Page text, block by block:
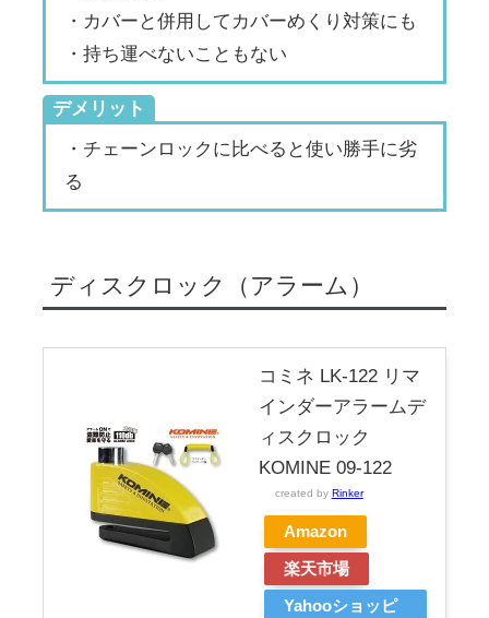
・カバーと併用してカバーめくり対策にも
・持ち運べないこともない
デメリット
・チェーンロックに比べると使い勝手に劣
る
ディスクロック（アラーム）
コミネ LK-122 リマ
インダーアラームデ
ィスクロック
KOMINE 09-122
created by Rinker
Amazon
楽天市場
Yahooショッピ